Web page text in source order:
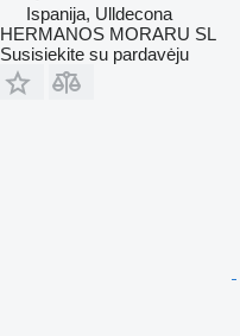
Ispanija, Ulldecona
HERMANOS MORARU SL
Susisiekite su pardavėju